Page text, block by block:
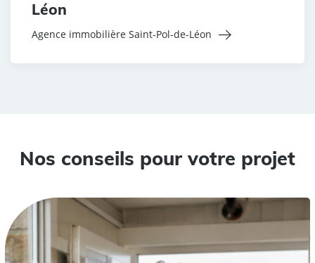
Léon
Agence immobilière Saint-Pol-de-Léon
Nos conseils pour votre projet